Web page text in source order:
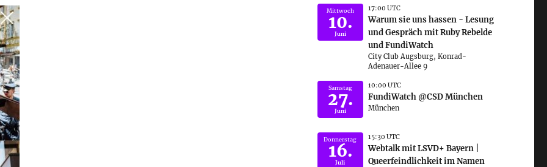
Mittwoch
10.
Juni
17:00 UTC
Warum sie uns hassen - Lesung
und Gespräch mit Ruby Rebelde
und FundiWatch
City Club Augsburg, Konrad-
Adenauer-Allee 9
Samstag
27.
Juni
10:00 UTC
FundiWatch @CSD München
München
Donnerstag
16.
Juli
15:30 UTC
Webtalk mit LSVD+ Bayern |
Queerfeindlichkeit im Namen